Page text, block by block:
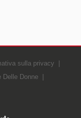
sulla privacy
Delle Donne